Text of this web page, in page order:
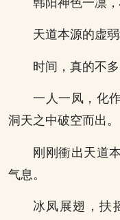
天道本源的虚
时间，真的不多
一人一凤，化
洞天之中破空而出。
刚刚衝出天道
气息。
冰凤展翅，扶